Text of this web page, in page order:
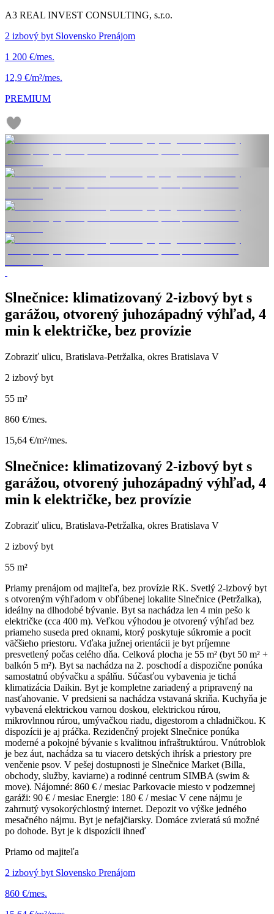
A3 REAL INVEST CONSULTING, s.r.o.
2 izbový byt Slovensko Prenájom
1 200 €/mes.
12,9 €/m²/mes.
PREMIUM
Slnečnice: klimatizovaný 2-izbový byt s
garážou, otvorený juhozápadný výhľad, 4
min k električke, bez provízie
Zobraziť ulicu, Bratislava-Petržalka, okres Bratislava V
2 izbový byt
55 m²
860 €/mes.
15,64 €/m²/mes.
Slnečnice: klimatizovaný 2-izbový byt s
garážou, otvorený juhozápadný výhľad, 4
min k električke, bez provízie
Zobraziť ulicu, Bratislava-Petržalka, okres Bratislava V
2 izbový byt
55 m²
Priamy prenájom od majiteľa, bez provízie RK. Svetlý 2-izbový byt
s otvoreným výhľadom v obľúbenej lokalite Slnečnice (Petržalka),
ideálny na dlhodobé bývanie. Byt sa nachádza len 4 min pešo k
električke (cca 400 m). Veľkou výhodou je otvorený výhľad bez
priameho suseda pred oknami, ktorý poskytuje súkromie a pocit
väčšieho priestoru. Vďaka južnej orientácii je byt príjemne
presvetlený počas celého dňa. Celková plocha je 55 m² (byt 50 m² +
balkón 5 m²). Byt sa nachádza na 2. poschodí a dispozične ponúka
samostatnú obývačku a spálňu. Súčasťou vybavenia je tichá
klimatizácia Daikin. Byt je kompletne zariadený a pripravený na
nasťahovanie. V predsieni sa nachádza vstavaná skriňa. Kuchyňa je
vybavená elektrickou varnou doskou, elektrickou rúrou,
mikrovlnnou rúrou, umývačkou riadu, digestorom a chladničkou. K
dispozícii je aj práčka. Rezidenčný projekt Slnečnice ponúka
moderné a pokojné bývanie s kvalitnou infraštruktúrou. Vnútroblok
je bez áut, nachádza sa tu viacero detských ihrísk a priestory pre
venčenie psov. V pešej dostupnosti je Slnečnice Market (Billa,
obchody, služby, kaviarne) a rodinné centrum SIMBA (swim &
move). Nájomné: 860 € / mesiac Parkovacie miesto v podzemnej
garáži: 90 € / mesiac Energie: 180 € / mesiac V cene nájmu je
zahrnutý vysokorýchlostný internet. Depozit vo výške jedného
mesačného nájmu. Byt je nefajčiarsky. Domáce zvieratá sú možné
po dohode. Byt je k dispozícii ihneď
Priamo od majiteľa
2 izbový byt Slovensko Prenájom
860 €/mes.